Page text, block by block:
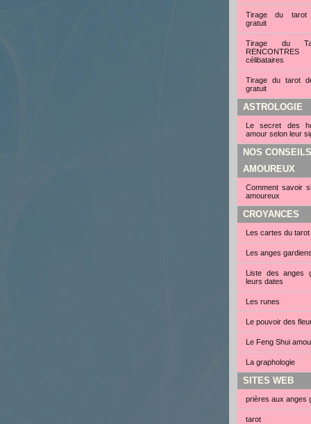
Tirage du tarot
gratuit
Tirage du
célibataires
Tirage du tarot
gratuit
ASTROLOGIE
Le secret des
amour selon leur
NOS CONSEILS
AMOUREUX
Comment savoir
amoureux
CROYANCES
Les cartes du tarot
Les anges
Liste des anges
leurs dates
Les runes
Le pouvoir des
Le Feng Shui
La graphologie
SITES WEB
prières aux anges
tarot